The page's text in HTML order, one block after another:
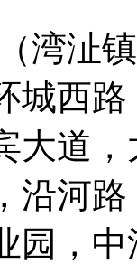
湾沚
城西
大道
沿河
园，